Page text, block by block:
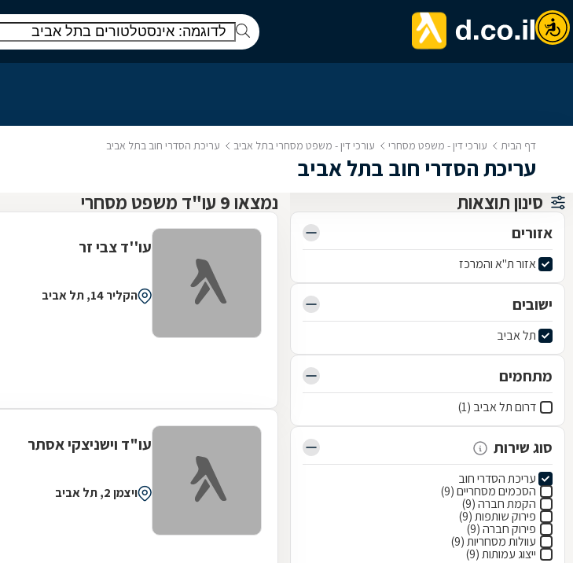
דף הבית עורכי דין - משפט מסחרי עורכי דין - משפט מסחרי בתל אביב עריכת הסדרי חוב בתל אביב
עריכת הסדרי חוב בתל אביב
סינון תוצאות
אזורים
אזור ת"א והמרכז
ישובים
תל אביב
מתחמים
דרום תל אביב (1)
סוג שירות
עריכת הסדרי חוב
הסכמים מסחריים (9)
הקמת חברה (9)
פירוק שותפות (9)
פירוק חברה (9)
עוולות מסחריות (9)
ייצוג עמותות (9)
נמצאו 9 עו"ד משפט מסחרי
עו''ד צבי זר
הקליר 14, תל אביב
עו"ד וישניצקי אסתר
ויצמן 2, תל אביב